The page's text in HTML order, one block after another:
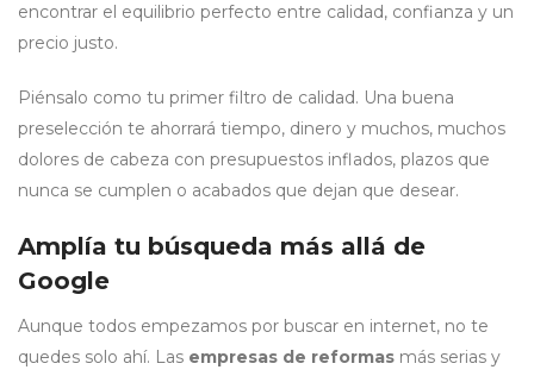
encontrar el equilibrio perfecto entre calidad, confianza y un
precio justo.
Piénsalo como tu primer filtro de calidad. Una buena
preselección te ahorrará tiempo, dinero y muchos, muchos
dolores de cabeza con presupuestos inflados, plazos que
nunca se cumplen o acabados que dejan que desear.
Amplía tu búsqueda más allá de
Google
Aunque todos empezamos por buscar en internet, no te
quedes solo ahí. Las empresas de reformas más serias y